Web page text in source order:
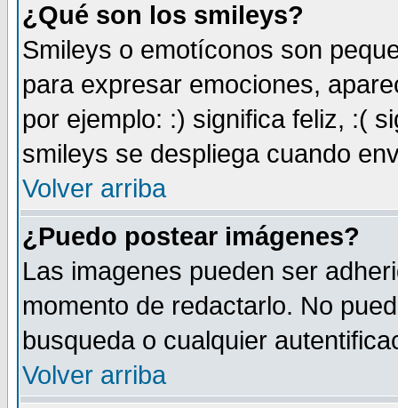
¿Qué son los smileys?
Smileys o emotíconos son
para expresar emociones,
por ejemplo: :) significa feliz, :(
smileys se despliega cuando
Volver arriba
¿Puedo postear imágenes?
Las imagenes pueden ser
momento de redactarlo. No
busqueda o cualquier
Volver arriba